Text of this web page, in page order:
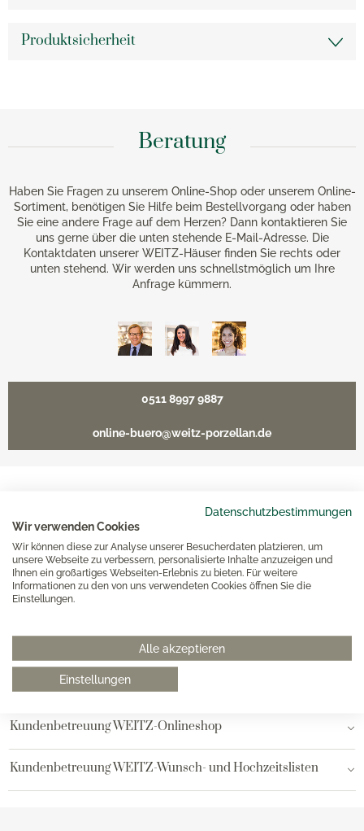
Datenschutzbestimmungen
Wir verwenden Cookies
Wir können diese zur Analyse unserer Besucherdaten platzieren, um
unsere Webseite zu verbessern, personalisierte Inhalte anzuzeigen und
Ihnen ein großartiges Webseiten-Erlebnis zu bieten. Für weitere
Informationen zu den von uns verwendeten Cookies öffnen Sie die
Einstellungen.
Alle akzeptieren
Einstellungen
Produktsicherheit
Beratung
Haben Sie Fragen zu unserem Online-Shop oder unserem Online-
Sortiment, benötigen Sie Hilfe beim Bestellvorgang oder haben
Sie eine andere Frage auf dem Herzen? Dann kontaktieren Sie
uns gerne über die unten stehende E-Mail-Adresse. Die
Kontaktdaten unserer WEITZ-Häuser finden Sie rechts oder
unten stehend. Wir werden uns schnellstmöglich um Ihre
Anfrage kümmern.
0511 8997 9887
online-buero@weitz-porzellan.de
Unsere Häuser
Hannover
Hamburg am Neuen Wall
Kundenbetreuung WEITZ-Onlineshop
Kundenbetreuung WEITZ-Wunsch- und Hochzeitslisten